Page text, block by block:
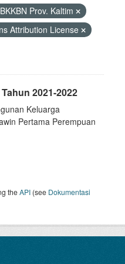
Prov. Kaltim
Attribution License
2021-2022
Keluarga
Pertama Perempuan
theAPI (see Dokumentasi